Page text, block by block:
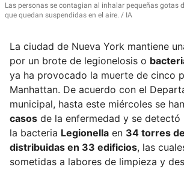
Las personas se contagian al inhalar pequeñas gotas
que quedan suspendidas en el aire.
IA
La ciudad de Nueva York mantiene
por un brote de legionelosis o
ya ha provocado la muerte de cinco
Manhattan. De acuerdo con el
municipal, hasta este miércoles se
casos de la enfermedad y se detectó
la bacteria Legionella en 34 torres
distribuidas en 33 edificios, las
sometidas a labores de limpieza y